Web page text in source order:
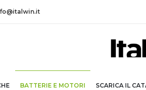
BATTERIE E MOTORI SCARICA IL